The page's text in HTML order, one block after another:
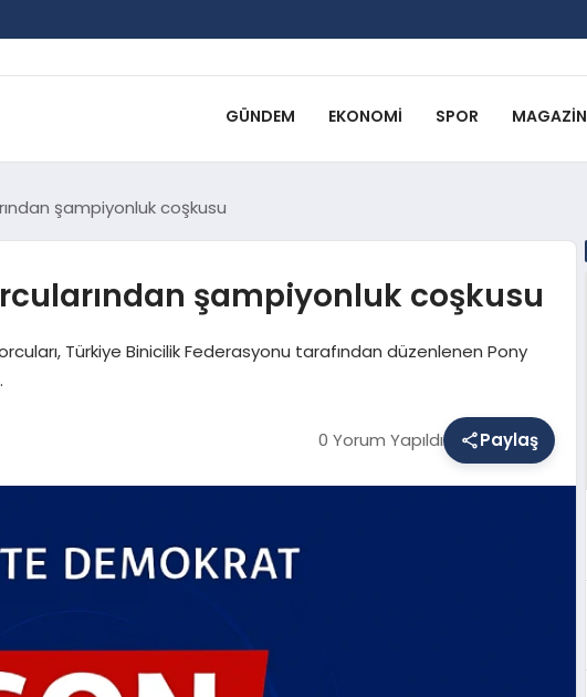
GÜNDEM EKONOMI SPOR MAGAZIN
şampiyonluk coşkusu
şampiyonluk coşkusu
Türkiye Binicilik Federasyonu tarafından düzenlenen Pony
0 Yorum Yapıldı Paylaş